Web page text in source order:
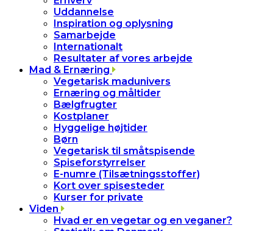
Uddannelse
Inspiration og oplysning
Samarbejde
Internationalt
Resultater af vores arbejde
Mad & Ernæring
Vegetarisk madunivers
Ernæring og måltider
Bælgfrugter
Kostplaner
Hyggelige højtider
Børn
Vegetarisk til småtspisende
Spiseforstyrrelser
E-numre (Tilsætningsstoffer)
Kort over spisesteder
Kurser for private
Viden
Hvad er en vegetar og en veganer?